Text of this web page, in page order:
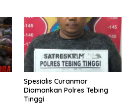
Spesialis Curanmor
Diamankan Polres Tebing
Tinggi